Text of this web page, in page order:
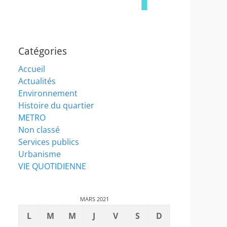
Catégories
Accueil
Actualités
Environnement
Histoire du quartier
METRO
Non classé
Services publics
Urbanisme
VIE QUOTIDIENNE
MARS 2021
L M M J V S D